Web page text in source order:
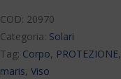
COD: 20970
Categoria: Solari
Tag: Corpo, PROTEZIONE,
maris, Viso